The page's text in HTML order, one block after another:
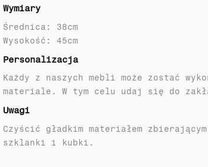
Wymiary
Średnica: 38cm
Personalizacja
Każdy z naszych mebli może zostać
materiale. W tym celu udaj się do
Uwagi
Czyścić gładkim materiałem
szklanki i kubki.